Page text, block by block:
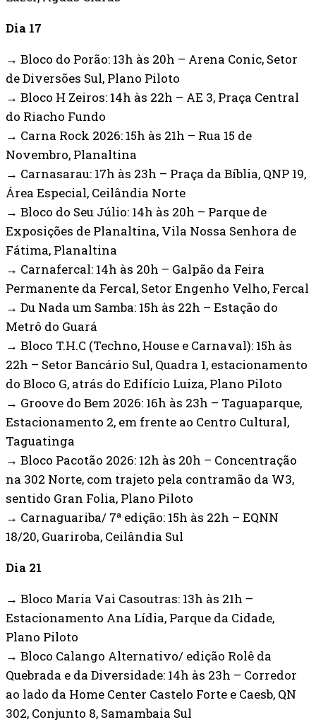
Dia 17
→ Bloco do Porão: 13h às 20h – Arena Conic, Setor
de Diversões Sul, Plano Piloto
→ Bloco H Zeiros: 14h às 22h – AE 3, Praça Central
do Riacho Fundo
→ Carna Rock 2026: 15h às 21h – Rua 15 de
Novembro, Planaltina
→ Carnasarau: 17h às 23h – Praça da Bíblia, QNP 19,
Área Especial, Ceilândia Norte
→ Bloco do Seu Júlio: 14h às 20h – Parque de
Exposições de Planaltina, Vila Nossa Senhora de
Fátima, Planaltina
→ Carnafercal: 14h às 20h – Galpão da Feira
Permanente da Fercal, Setor Engenho Velho, Fercal
→ Du Nada um Samba: 15h às 22h – Estação do
Metrô do Guará
→ Bloco T.H.C (Techno, House e Carnaval): 15h às
22h – Setor Bancário Sul, Quadra 1, estacionamento
do Bloco G, atrás do Edifício Luiza, Plano Piloto
→ Groove do Bem 2026: 16h às 23h – Taguaparque,
Estacionamento 2, em frente ao Centro Cultural,
Taguatinga
→ Bloco Pacotão 2026: 12h às 20h – Concentração
na 302 Norte, com trajeto pela contramão da W3,
sentido Gran Folia, Plano Piloto
→ Carnaguariba/ 7ª edição: 15h às 22h – EQNN
18/20, Guariroba, Ceilândia Sul
Dia 21
→ Bloco Maria Vai Casoutras: 13h às 21h –
Estacionamento Ana Lídia, Parque da Cidade,
Plano Piloto
→ Bloco Calango Alternativo/ edição Rolê da
Quebrada e da Diversidade: 14h às 23h – Corredor
ao lado da Home Center Castelo Forte e Caesb, QN
302, Conjunto 8, Samambaia Sul